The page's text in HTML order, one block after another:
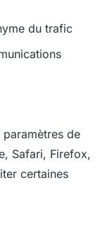
du trafic
de
Safari, Firefox,
certaines